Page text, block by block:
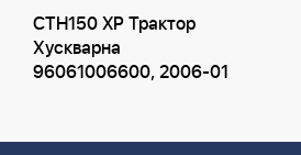
CTH150 XP Трактор
Хускварна
96061006600, 2006-01